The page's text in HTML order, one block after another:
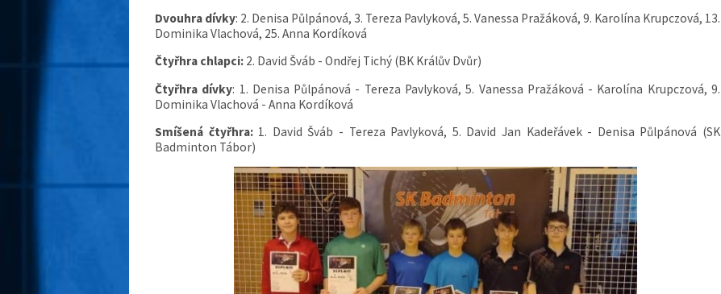
Dvouhra dívky: 2. Denisa Půlpánová, 3. Tereza Pavlyková, 5. Vanessa Pražáková, 9. Karolína Krupczová, 13.
Dominika Vlachová, 25. Anna Kordíková
Čtyřhra chlapci: 2. David Šváb - Ondřej Tichý (BK Králův Dvůr)
Čtyřhra dívky: 1. Denisa Půlpánová - Tereza Pavlyková, 5. Vanessa Pražáková - Karolína Krupczová, 9.
Dominika Vlachová - Anna Kordíková
Smíšená čtyřhra: 1. David Šváb - Tereza Pavlyková, 5. David Jan Kadeřávek - Denisa Půlpánová (SK
Badminton Tábor)